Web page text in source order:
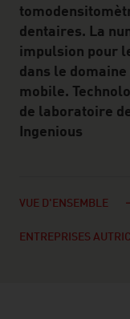
dentaires. La
impulsion pour
dans le
mobile.
de laboratoire
Ingenious
VUE D'ENSEMBLE
ENTREPRISES